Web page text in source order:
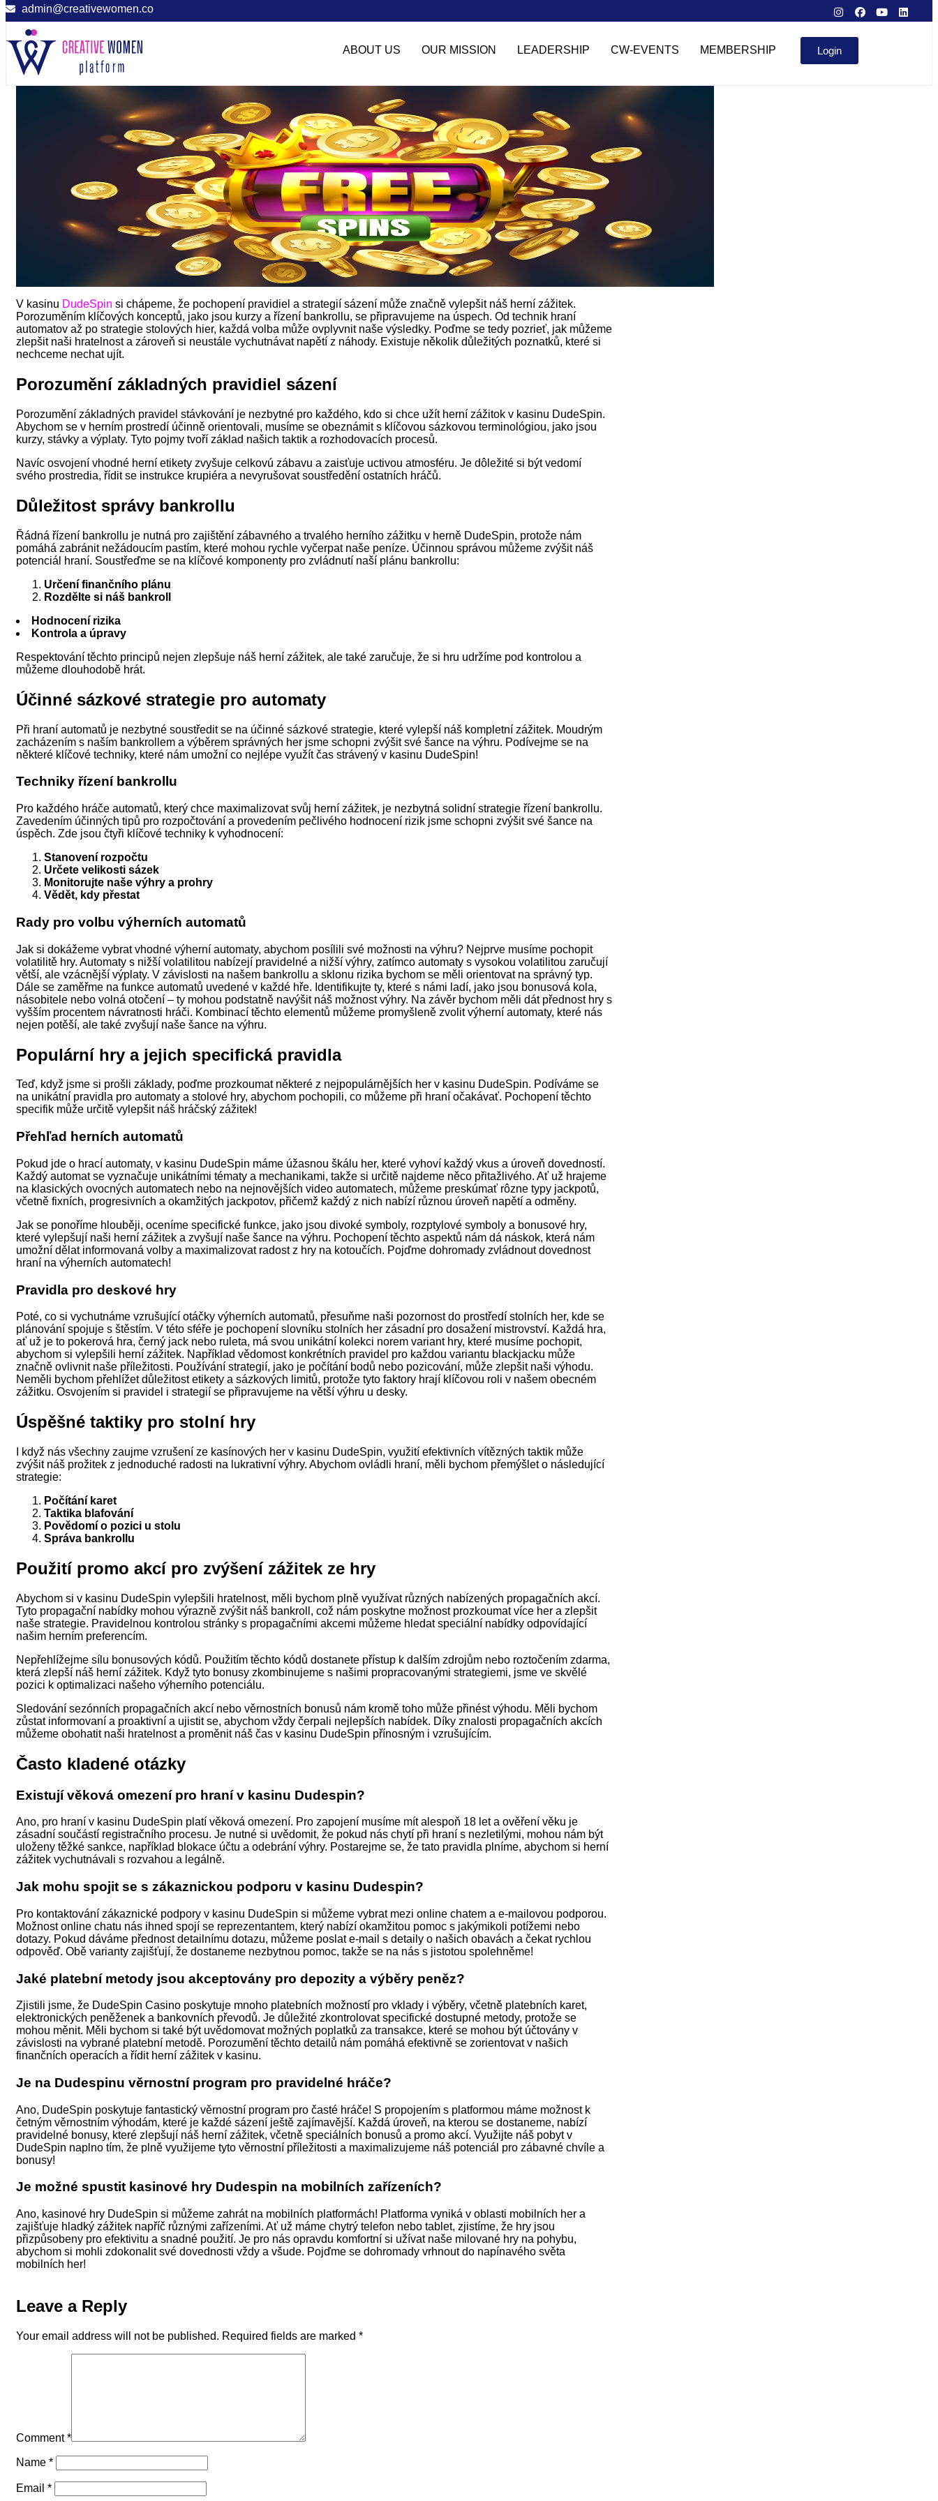
admin@creativewomen.co
ABOUT US OUR MISSION LEADERSHIP CW-EVENTS MEMBERSHIP Login
V kasinu DudeSpin si chápeme, že pochopení pravidiel a strategií sázení může značně vylepšit náš herní zážitek.
Porozuměním klíčových konceptů, jako jsou kurzy a řízení bankrollu, se připravujeme na úspech. Od technik hraní
automatov až po strategie stolových hier, každá volba může ovplyvnit naše výsledky. Poďme se tedy pozrieť, jak můžeme
zlepšit naši hratelnost a zároveň si neustále vychutnávat napětí z náhody. Existuje několik důležitých poznatků, které si
nechceme nechat ujít.
Porozumění základných pravidiel sázení
Porozumění základných pravidel stávkování je nezbytné pro každého, kdo si chce užít herní zážitok v kasinu DudeSpin.
Abychom se v herním prostredí účinně orientovali, musíme se obeznámit s klíčovou sázkovou terminológiou, jako jsou
kurzy, stávky a výplaty. Tyto pojmy tvoří základ našich taktik a rozhodovacích procesů.
Navíc osvojení vhodné herní etikety zvyšuje celkovú zábavu a zaisťuje uctivou atmosféru. Je dôležité si být vedomí
svého prostredia, řídit se instrukce krupiéra a nevyrušovat soustředění ostatních hráčů.
Důležitost správy bankrollu
Řádná řízení bankrollu je nutná pro zajištění zábavného a trvalého herního zážitku v herně DudeSpin, protože nám
pomáhá zabránit nežádoucím pastím, které mohou rychle vyčerpat naše peníze. Účinnou správou můžeme zvýšit náš
potenciál hraní. Soustřeďme se na klíčové komponenty pro zvládnutí naší plánu bankrollu:
Určení finančního plánu
Rozdělte si náš bankroll
Hodnocení rizika
Kontrola a úpravy
Respektování těchto principů nejen zlepšuje náš herní zážitek, ale také zaručuje, že si hru udržíme pod kontrolou a
můžeme dlouhodobě hrát.
Účinné sázkové strategie pro automaty
Při hraní automatů je nezbytné soustředit se na účinné sázkové strategie, které vylepší náš kompletní zážitek. Moudrým
zacházením s naším bankrollem a výběrem správných her jsme schopni zvýšit své šance na výhru. Podívejme se na
některé klíčové techniky, které nám umožní co nejlépe využít čas strávený v kasinu DudeSpin!
Techniky řízení bankrollu
Pro každého hráče automatů, který chce maximalizovat svůj herní zážitek, je nezbytná solidní strategie řízení bankrollu.
Zavedením účinných tipů pro rozpočtování a provedením pečlivého hodnocení rizik jsme schopni zvýšit své šance na
úspěch. Zde jsou čtyři klíčové techniky k vyhodnocení:
Stanovení rozpočtu
Určete velikosti sázek
Monitorujte naše výhry a prohry
Vědět, kdy přestat
Rady pro volbu výherních automatů
Jak si dokážeme vybrat vhodné výherní automaty, abychom posílili své možnosti na výhru? Nejprve musíme pochopit
volatilitě hry. Automaty s nižší volatilitou nabízejí pravidelné a nižší výhry, zatímco automaty s vysokou volatilitou zaručují
větší, ale vzácnější výplaty. V závislosti na našem bankrollu a sklonu rizika bychom se měli orientovat na správný typ.
Dále se zaměřme na funkce automatů uvedené v každé hře. Identifikujte ty, které s námi ladí, jako jsou bonusová kola,
násobitele nebo volná otočení – ty mohou podstatně navýšit náš možnost výhry. Na závěr bychom měli dát přednost hry s
vyšším procentem návratnosti hráči. Kombinací těchto elementů můžeme promyšleně zvolit výherní automaty, které nás
nejen potěší, ale také zvyšují naše šance na výhru.
Populární hry a jejich specifická pravidla
Teď, když jsme si prošli základy, poďme prozkoumat některé z nejpopulárnějších her v kasinu DudeSpin. Podíváme se
na unikátní pravidla pro automaty a stolové hry, abychom pochopili, co můžeme při hraní očakávať. Pochopení těchto
specifik může určitě vylepšit náš hráčský zážitek!
Přehľad herních automatů
Pokud jde o hrací automaty, v kasinu DudeSpin máme úžasnou škálu her, které vyhoví každý vkus a úroveň dovedností.
Každý automat se vyznačuje unikátními tématy a mechanikami, takže si určitě najdeme něco přitažlivého. Ať už hrajeme
na klasických ovocných automatech nebo na nejnovějších video automatech, můžeme preskúmať rôzne typy jackpotů,
včetně fixních, progresivních a okamžitých jackpotov, přičemž každý z nich nabízí různou úroveň napětí a odměny.
Jak se ponoříme hlouběji, oceníme specifické funkce, jako jsou divoké symboly, rozptylové symboly a bonusové hry,
které vylepšují naši herní zážitek a zvyšují naše šance na výhru. Pochopení těchto aspektů nám dá náskok, která nám
umožní dělat informovaná volby a maximalizovat radost z hry na kotoučích. Pojďme dohromady zvládnout dovednost
hraní na výherních automatech!
Pravidla pro deskové hry
Poté, co si vychutnáme vzrušující otáčky výherních automatů, přesuňme naši pozornost do prostředí stolních her, kde se
plánování spojuje s štěstím. V této sféře je pochopení slovníku stolních her zásadní pro dosažení mistrovství. Každá hra,
ať už je to pokerová hra, černý jack nebo ruleta, má svou unikátní kolekci norem variant hry, které musíme pochopit,
abychom si vylepšili herní zážitek. Například vědomost konkrétních pravidel pro každou variantu blackjacku může
značně ovlivnit naše příležitosti. Používání strategií, jako je počítání bodů nebo pozicování, může zlepšit naši výhodu.
Neměli bychom přehlížet důležitost etikety a sázkových limitů, protože tyto faktory hrají klíčovou roli v našem obecném
zážitku. Osvojením si pravidel i strategií se připravujeme na větší výhru u desky.
Úspěšné taktiky pro stolní hry
I když nás všechny zaujme vzrušení ze kasínových her v kasinu DudeSpin, využití efektivních vítězných taktik může
zvýšit náš prožitek z jednoduché radosti na lukrativní výhry. Abychom ovládli hraní, měli bychom přemýšlet o následující
strategie:
Počítání karet
Taktika blafování
Povědomí o pozici u stolu
Správa bankrollu
Použití promo akcí pro zvýšení zážitek ze hry
Abychom si v kasinu DudeSpin vylepšili hratelnost, měli bychom plně využívat různých nabízených propagačních akcí.
Tyto propagační nabídky mohou výrazně zvýšit náš bankroll, což nám poskytne možnost prozkoumat více her a zlepšit
naše strategie. Pravidelnou kontrolou stránky s propagačními akcemi můžeme hledat speciální nabídky odpovídající
našim herním preferencím.
Nepřehlížejme sílu bonusových kódů. Použitím těchto kódů dostanete přístup k dalším zdrojům nebo roztočením zdarma,
která zlepší náš herní zážitek. Když tyto bonusy zkombinujeme s našimi propracovanými strategiemi, jsme ve skvělé
pozici k optimalizaci našeho výherního potenciálu.
Sledování sezónních propagačních akcí nebo věrnostních bonusů nám kromě toho může přinést výhodu. Měli bychom
zůstat informovaní a proaktivní a ujistit se, abychom vždy čerpali nejlepších nabídek. Díky znalosti propagačních akcích
můžeme obohatit naši hratelnost a proměnit náš čas v kasinu DudeSpin přínosným i vzrušujícím.
Často kladené otázky
Existují věková omezení pro hraní v kasinu Dudespin?
Ano, pro hraní v kasinu DudeSpin platí věková omezení. Pro zapojení musíme mít alespoň 18 let a ověření věku je
zásadní součástí registračního procesu. Je nutné si uvědomit, že pokud nás chytí při hraní s nezletilými, mohou nám být
uloženy těžké sankce, například blokace účtu a odebrání výhry. Postarejme se, že tato pravidla plníme, abychom si herní
zážitek vychutnávali s rozvahou a legálně.
Jak mohu spojit se s zákaznickou podporu v kasinu Dudespin?
Pro kontaktování zákaznické podpory v kasinu DudeSpin si můžeme vybrat mezi online chatem a e-mailovou podporou.
Možnost online chatu nás ihned spojí se reprezentantem, který nabízí okamžitou pomoc s jakýmikoli potížemi nebo
dotazy. Pokud dáváme přednost detailnímu dotazu, můžeme poslat e-mail s detaily o našich obavách a čekat rychlou
odpověď. Obě varianty zajišťují, že dostaneme nezbytnou pomoc, takže se na nás s jistotou spolehněme!
Jaké platební metody jsou akceptovány pro depozity a výběry peněz?
Zjistili jsme, že DudeSpin Casino poskytuje mnoho platebních možností pro vklady i výběry, včetně platebních karet,
elektronických peněženek a bankovních převodů. Je důležité zkontrolovat specifické dostupné metody, protože se
mohou měnit. Měli bychom si také být uvědomovat možných poplatků za transakce, které se mohou být účtovány v
závislosti na vybrané platební metodě. Porozumění těchto detailů nám pomáhá efektivně se zorientovat v našich
finančních operacích a řídit herní zážitek v kasinu.
Je na Dudespinu věrnostní program pro pravidelné hráče?
Ano, DudeSpin poskytuje fantastický věrnostní program pro časté hráče! S propojením s platformou máme možnost k
četným věrnostním výhodám, které je každé sázení ještě zajímavější. Každá úroveň, na kterou se dostaneme, nabízí
pravidelné bonusy, které zlepšují náš herní zážitek, včetně speciálních bonusů a promo akcí. Využijte náš pobyt v
DudeSpin naplno tím, že plně využijeme tyto věrnostní příležitosti a maximalizujeme náš potenciál pro zábavné chvíle a
bonusy!
Je možné spustit kasinové hry Dudespin na mobilních zařízeních?
Ano, kasinové hry DudeSpin si můžeme zahrát na mobilních platformách! Platforma vyniká v oblasti mobilních her a
zajišťuje hladký zážitek napříč různými zařízeními. Ať už máme chytrý telefon nebo tablet, zjistíme, že hry jsou
přizpůsobeny pro efektivitu a snadné použití. Je pro nás opravdu komfortní si užívat naše milované hry na pohybu,
abychom si mohli zdokonalit své dovednosti vždy a všude. Pojďme se dohromady vrhnout do napínavého světa
mobilních her!
Leave a Reply
Your email address will not be published. Required fields are marked *
Comment*
Name *
Email *